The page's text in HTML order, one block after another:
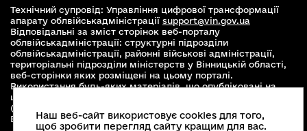
Технічний супровід: Управління цифрової трансформації
апарату облвійськадміністрації support@vin.gov.ua
Відповідальні за зміст сторінок веб-порталу
облвійськадміністрації: структурні підрозділи
облвійськадміністрації, районні військові адміністрації,
територіальні підрозділи міністерств у Вінницькій області,
веб-сторінки яких розміщені на цьому порталі.
Використання будь-яких матеріалів, що опубліковані на
цьому сайті, дозволяється при умові зазначення посилання
(для інтернет-видань - гіперпосилання) на офіційний сайт
Вінницької облвійськадміністраціїwww.vin.gov.ua .
Наш веб-сайт використовує cookies для того,
щоб зробити перегляд сайту кращим для вас.